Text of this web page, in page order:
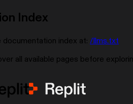
Index
index at: /llms.txt
all available pages before